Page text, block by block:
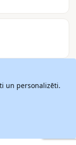
un personalizēti.